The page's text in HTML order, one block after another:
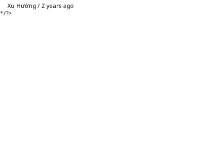
Xu Hướng/2 years ago
*/?>